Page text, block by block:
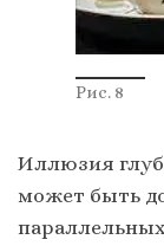
Рис. 8
Иллюзия
может быть